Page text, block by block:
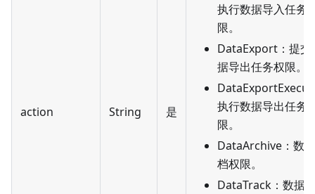
action String 是
执行数据导入任务
限。
DataExport：提交
据导出任务权限。
执行数据导出任务
限。
DataArchive：数
档权限。
DataTrack：数据